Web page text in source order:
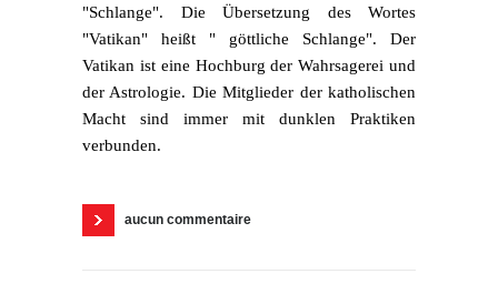
"Schlange". Die Übersetzung des Wortes
"Vatikan" heißt " göttliche Schlange". Der
Vatikan ist eine Hochburg der Wahrsagerei und
der Astrologie. Die Mitglieder der katholischen
Macht sind immer mit dunklen Praktiken
verbunden.
aucun commentaire